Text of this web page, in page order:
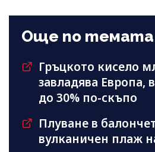
Още по темата
Гръцкото кисело
завладява Европа,
до 30% по-скъпо
Плуване в
вулканичен плаж